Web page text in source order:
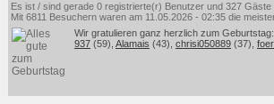
Es ist / sind gerade 0 registrierte(r) Benutzer und 327
Mit 6811 Besuchern waren am 11.05.2026 - 02:35 die
Wir gratulieren ganz herzlich zum Geburtstag:
937 (59), Alamais (43), chrisi050889 (37),